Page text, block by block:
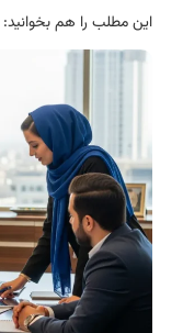
این مطلب را هم بخوانید: